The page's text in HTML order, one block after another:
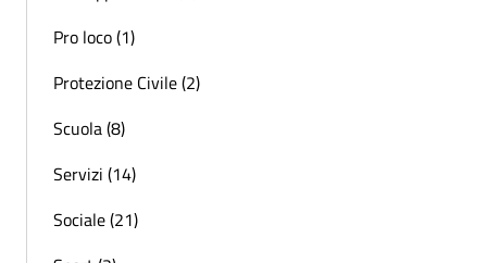
Pro loco (1)
Protezione Civile (2)
Scuola (8)
Servizi (14)
Sociale (21)